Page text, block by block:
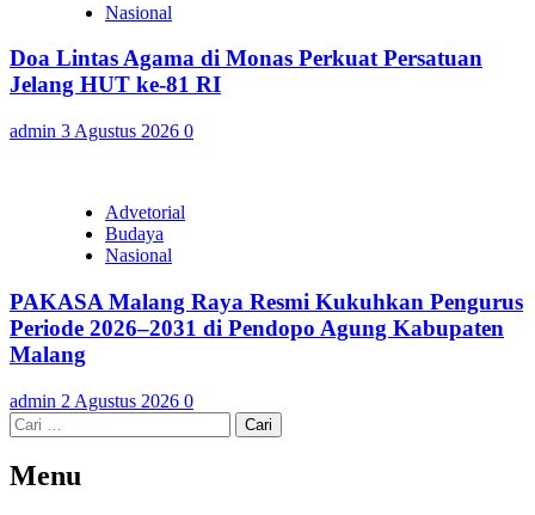
Nasional
Doa Lintas Agama di Monas Perkuat Persatuan
Jelang HUT ke-81 RI
admin 3 Agustus 2026 0
Advetorial
Budaya
Nasional
PAKASA Malang Raya Resmi Kukuhkan Pengurus
Periode 2026–2031 di Pendopo Agung Kabupaten
Malang
admin 2 Agustus 2026 0
Cari
untuk:
Menu